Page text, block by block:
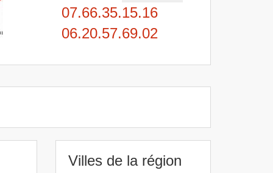
07.66.35.15.16
06.20.57.69.02
Villes de la région